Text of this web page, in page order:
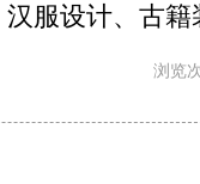
服设计、古
浏览